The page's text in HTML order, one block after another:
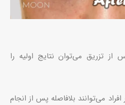
از تزریق می‌توان نتایج اولیه را
می‌توانند بلافاصله پس از انجام